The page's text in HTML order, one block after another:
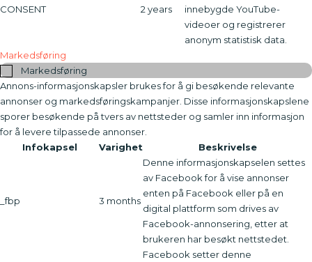
CONSENT 2 years
innebygde YouTube-
videoer og registrerer
anonym statistisk data.
Markedsføring
Markedsføring
Annons-informasjonskapsler brukes for å gi besøkende relevante
annonser og markedsføringskampanjer. Disse informasjonskapslene
sporer besøkende på tvers av nettsteder og samler inn informasjon
for å levere tilpassede annonser.
Infokapsel
Varighet Beskrivelse
_fbp 3 months
Denne informasjonskapselen settes
av Facebook for å vise annonser
enten på Facebook eller på en
digital plattform som drives av
Facebook-annonsering, etter at
brukeren har besøkt nettstedet.
Facebook setter denne